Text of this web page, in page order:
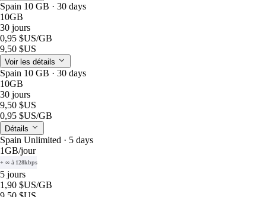
Spain 10 GB · 30 days
10GB
30 jours
0,95 $US/GB
9,50 $US
Voir les détails
Spain 10 GB · 30 days
10GB
30 jours
9,50 $US
0,95 $US/GB
Détails
Spain Unlimited · 5 days
1GB/jour
+ ∞ à 128kbps
5 jours
1,90 $US/GB